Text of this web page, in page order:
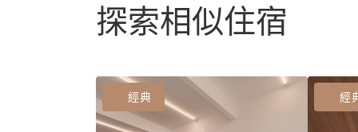
探索相似住宿
經典 經